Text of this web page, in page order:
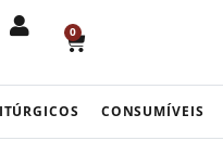
0
CART
CONSUMÍVEIS